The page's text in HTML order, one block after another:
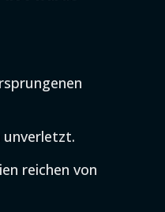
unverletzt.
reichen von